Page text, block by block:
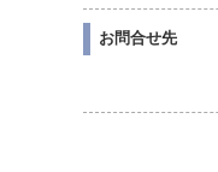
お問合せ先